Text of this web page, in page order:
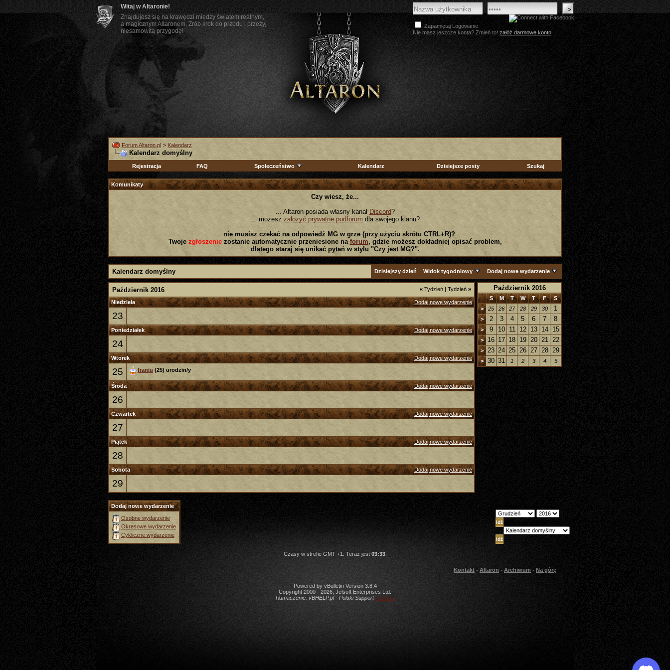
Witaj w Altaronie!
Znajdujesz się na krawędzi między światem realnym,
a magicznym Altaronem. Zrób krok do przodu i przeżyj
niesamowitą przygodę!
Zapamiętaj Logowanie
Nie masz jeszcze konta? Zmień to! załóż darmowe konto
Forum Altaron.pl > Kalendarz
Kalendarz domyślny
Rejestracja FAQ Społeczeństwo Kalendarz Dzisiejsze posty Szukaj
Komunikaty
Czy wiesz, że...
... Altaron posiada własny kanał Discord?
... możesz założyć prywatne podforum dla swojego klanu?
... nie musisz czekać na odpowiedź MG w grze (przy użyciu skrótu CTRL+R)?
Twoje zgłoszeniezostanie automatycznie przeniesione na forum, gdzie możesz dokładniej opisać problem,
dlatego staraj się unikać pytań w stylu "Czy jest MG?".
Kalendarz domyślny Dzisiejszy dzień Widok tygodniowy Dodaj nowe wydarzenie
« Tydzień | Tydzień »
Październik 2016
Dodaj nowe wydarzenie
Niedziela
23
Dodaj nowe wydarzenie
Poniedziałek
24
Dodaj nowe wydarzenie
Wtorek
25 franiu (25) urodzin/y
Dodaj nowe wydarzenie
Środa
26
Dodaj nowe wydarzenie
Czwartek
27
Dodaj nowe wydarzenie
Piątek
28
Dodaj nowe wydarzenie
Sobota
29
Październik 2016
S M T W T F
S
>
25 26 27 28 29 30 1
> 2 3 4 5 6 7 8
> 9 10 11 12 13 14 15
> 16 17 18 19 20 21 22
> 23 24 25 26 27 28 29
> 30 31 1 2 3 4 5
Dodaj nowe wydarzenie
Osobne wydarzenie
Okresowe wydarzenie
Cykliczne wydarzenie
Czasy w strefie GMT +1. Teraz jest03:33.
Kontakt - Altaron - Archiwum - Na górę
Powered by vBulletin Version 3.8.4
Copyright 2000 - 2026, Jelsoft Enterprises Ltd.
Tłumaczenie: vBHELP.pl - Polski Support vBulletin